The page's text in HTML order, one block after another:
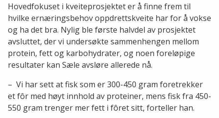
Hovedfokuset i kveiteprosjektet er å finne frem til
hvilke ernæringsbehov oppdrettskveite har for å vokse
og ha det bra. Nylig ble første halvdel av prosjektet
avsluttet, der vi undersøkte sammenhengen mellom
protein, fett og karbohydrater, og noen foreløpige
resultater kan Sæle avsløre allerede nå.
– Vi har sett at fisk som er 300-450 gram foretrekker
et fôr med høyt innhold av proteiner, mens fisk fra 450-
550 gram trenger mer fett i fôret sitt, forteller han.